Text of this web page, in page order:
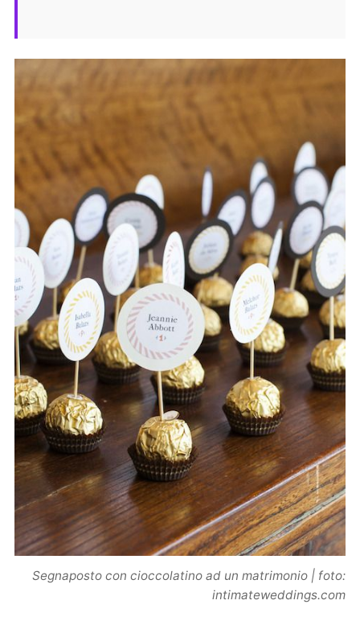
Segnaposto con cioccolatino ad un matrimonio | foto:
intimateweddings.com